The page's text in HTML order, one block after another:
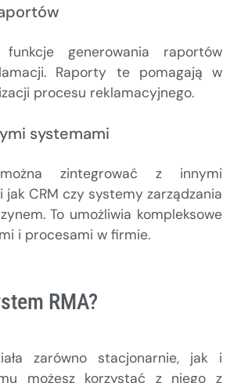
generowania raportów
Raporty te pomagają w
procesu reklamacyjnego.
systemami
zintegrować z innymi
CRM czy systemy zarządzania
To umożliwia kompleksowe
i procesami w firmie.
RMA?
zarówno stacjonarnie, jak i
możesz korzystać z niego z